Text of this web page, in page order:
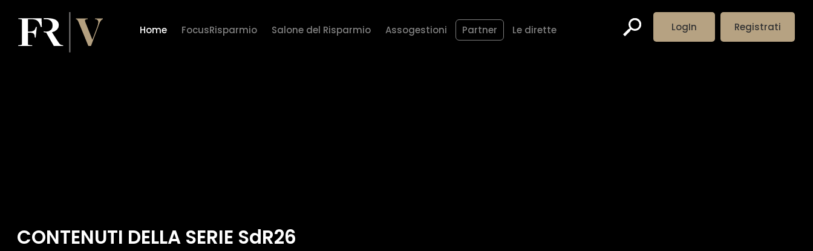
CONTENUTI DELLA SERIE SdR26
LogIn Registrati
Home FocusRisparmio Salone del Risparmio Assogestioni Partner Le dirette